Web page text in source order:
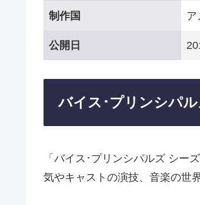
制作国 ア
公開日
バイス･プリンシパ
「バイス･プリンシパルズ シー
気やキャストの演技、音楽の世